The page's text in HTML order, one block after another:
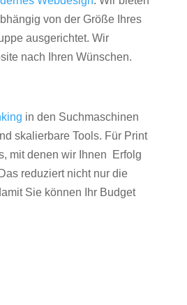
von der Größe Ihres
ausgerichtet. Wir
nach Ihren Wünschen.
in den Suchmaschinen
skalierbare Tools. Für Print
mit denen wir Ihnen Erfolg
reduziert nicht nur die
Sie können Ihr Budget